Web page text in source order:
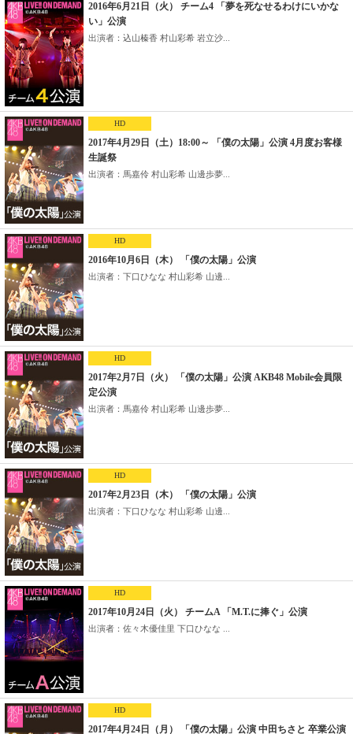
2016年6月21日（火） チーム4 「夢を死なせるわけにいかな
い」公演
出演者：込山榛香 村山彩希 岩立沙...
HD
2017年4月29日（土）18:00～ 「僕の太陽」公演 4月度お客様
生誕祭
出演者：馬嘉伶 村山彩希 山邊歩夢...
HD
2016年10月6日（木） 「僕の太陽」公演
出演者：下口ひなな 村山彩希 山邊...
HD
2017年2月7日（火） 「僕の太陽」公演 AKB48 Mobile会員限
定公演
出演者：馬嘉伶 村山彩希 山邊歩夢...
HD
2017年2月23日（木） 「僕の太陽」公演
出演者：下口ひなな 村山彩希 山邊...
HD
2017年10月24日（火） チームA 「M.T.に捧ぐ」公演
出演者：佐々木優佳里 下口ひなな ...
HD
2017年4月24日（月） 「僕の太陽」公演 中田ちさと 卒業公演